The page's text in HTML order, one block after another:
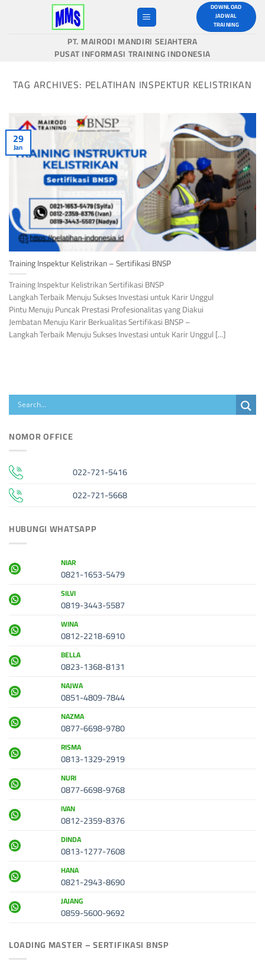
DOWNLOAD
JADWAL
TRAINING
PT. MAIRODI MANDIRI SEJAHTERA
PUSAT INFORMASI TRAINING INDONESIA
TAG ARCHIVES: PELATIHAN INSPEKTUR KELISTRIKAN
Training Inspektur Kelistrikan – Sertifikasi BNSP
Training Inspektur Kelistrikan Sertifikasi BNSP
Langkah Terbaik Menuju Sukses Investasi untuk Karir Unggul
Pintu Menuju Puncak Prestasi Profesionalitas yang Diakui
Jembatan Menuju Karir Berkualitas Sertifikasi BNSP –
Langkah Terbaik Menuju Sukses Investasi untuk Karir Unggul [...]
29
Jan
NOMOR OFFICE
022-721-5416
022-721-5668
HUBUNGI WHATSAPP
NIAR
0821-1653-5479
SILVI
0819-3443-5587
WINA
0812-2218-6910
BELLA
0823-1368-8131
NAJWA
0851-4809-7844
NAZMA
0877-6698-9780
RISMA
0813-1329-2919
NURI
0877-6698-9768
IVAN
0812-2359-8376
DINDA
0813-1277-7608
HANA
0821-2943-8690
JAJANG
0859-5600-9692
LOADING MASTER – SERTIFIKASI BNSP